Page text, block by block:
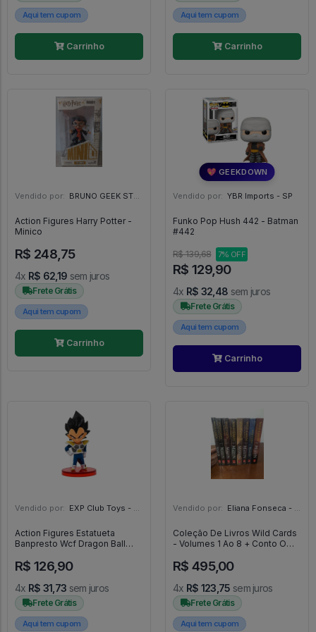
Aqui tem cupom
Carrinho
Aqui tem cupom
Carrinho
Vendido por: BRUNO GEEK STORE - ES
Action Figures Harry Potter -
Minico
R$ 248,75
4x R$ 62,19 sem juros
Frete Grátis
Aqui tem cupom
Carrinho
💖 GEEKDOWN
Vendido por: YBR Imports - SP
Funko Pop Hush 442 - Batman
#442
R$ 139,68 7% OFF
R$ 129,90
4x R$ 32,48 sem juros
Frete Grátis
Aqui tem cupom
Carrinho
Vendido por: EXP Club Toys - SP
Action Figures Estatueta
Banpresto Wcf Dragon Ball
Super
R$ 126,90
4x R$ 31,73 sem juros
Frete Grátis
Aqui tem cupom
Vendido por: Eliana Fonseca - SP
Coleção De Livros Wild Cards
- Volumes 1 Ao 8 + Conto O
R$ 495,00
4x R$ 123,75 sem juros
Frete Grátis
Aqui tem cupom